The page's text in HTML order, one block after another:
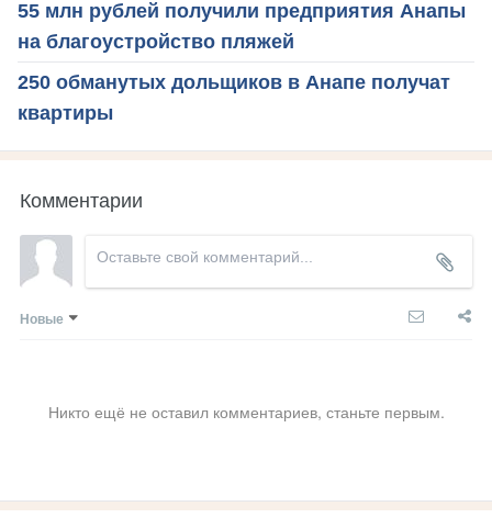
55 млн рублей получили предприятия Анапы
на благоустройство пляжей
250 обманутых дольщиков в Анапе получат
квартиры
Комментарии
Новые
Никто ещё не оставил комментариев, станьте первым.